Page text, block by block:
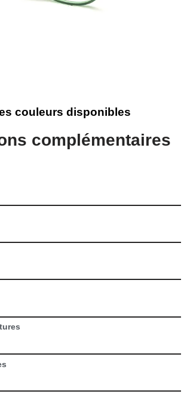
couleurs disponibles
complémentaires